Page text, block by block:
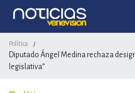
Política /
Diputado Ángel Medina rechaza
legislativa”